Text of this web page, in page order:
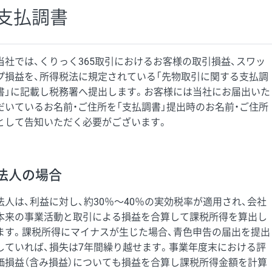
払調書
社では、くりっく365取引におけるお客様の取引損益、スワッ
損益を、所得税法に規定されている「先物取引に関する支払調
」に記載し税務署へ提出します。お客様には当社にお届出いた
いているお名前・ご住所を「支払調書」提出時のお名前・ご住所
して告知いただく必要がございます。
人の場合
人は、利益に対し、約30％〜40％の実効税率が適用され、会社
来の事業活動と取引による損益を合算して課税所得を算出し
す。課税所得にマイナスが生じた場合、青色申告の届出を提出
ていれば、損失は7年間繰り越せます。事業年度末における評
損益（含み損益）についても損益を合算し課税所得金額を計算